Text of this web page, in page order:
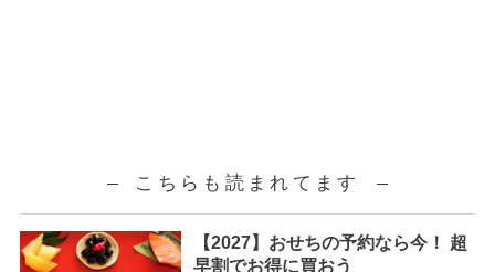
こちらも読まれてます
【2027】おせちの予約なら今！ 超
早割でお得に買おう